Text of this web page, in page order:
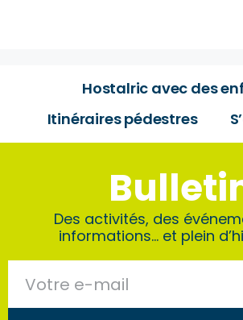
Hostalric avec des
Itinéraires pédestres
Des activités, des
informations… et plein